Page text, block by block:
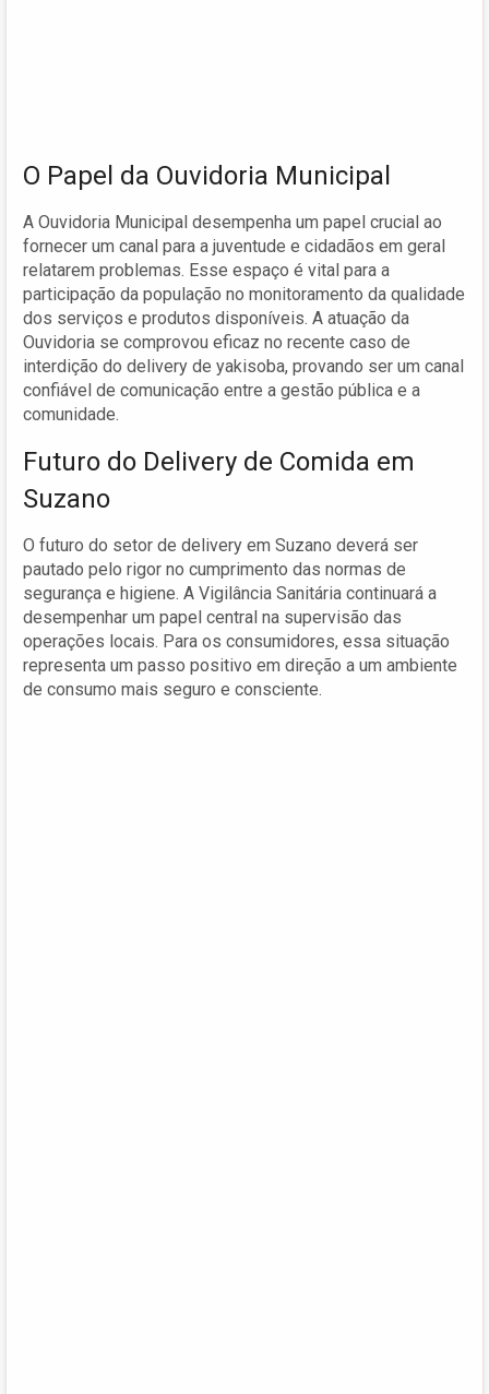
O Papel da Ouvidoria Municipal
A Ouvidoria Municipal desempenha um papel crucial ao
fornecer um canal para a juventude e cidadãos em geral
relatarem problemas. Esse espaço é vital para a
participação da população no monitoramento da qualidade
dos serviços e produtos disponíveis. A atuação da
Ouvidoria se comprovou eficaz no recente caso de
interdição do delivery de yakisoba, provando ser um canal
confiável de comunicação entre a gestão pública e a
comunidade.
Futuro do Delivery de Comida em
Suzano
O futuro do setor de delivery em Suzano deverá ser
pautado pelo rigor no cumprimento das normas de
segurança e higiene. A Vigilância Sanitária continuará a
desempenhar um papel central na supervisão das
operações locais. Para os consumidores, essa situação
representa um passo positivo em direção a um ambiente
de consumo mais seguro e consciente.